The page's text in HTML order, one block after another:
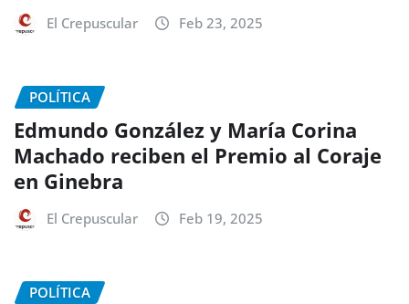
El Crepuscular Feb 23, 2025
POLÍTICA
Edmundo González y María Corina
Machado reciben el Premio al Coraje
en Ginebra
El Crepuscular Feb 19, 2025
POLÍTICA